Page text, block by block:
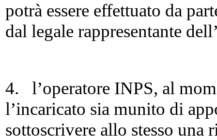
potrà essere effettuato da
dal legale rappresentante
4. l’operatore INPS, al
l’incaricato sia munito di
sottoscrivere allo stesso una